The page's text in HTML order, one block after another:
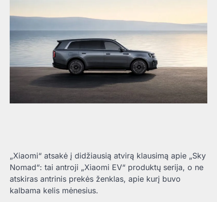
„Xiaomi“ atsakė į didžiausią atvirą klausimą apie „Sky
Nomad“: tai antroji „Xiaomi EV“ produktų serija, o ne
atskiras antrinis prekės ženklas, apie kurį buvo
kalbama kelis mėnesius.